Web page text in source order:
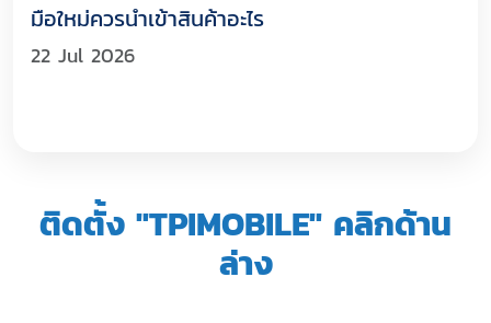
มือใหม่ควรนำเข้าสินค้าอะไร
22 Jul 2026
ติดตั้ง "TPIMOBILE" คลิกด้าน
ล่าง